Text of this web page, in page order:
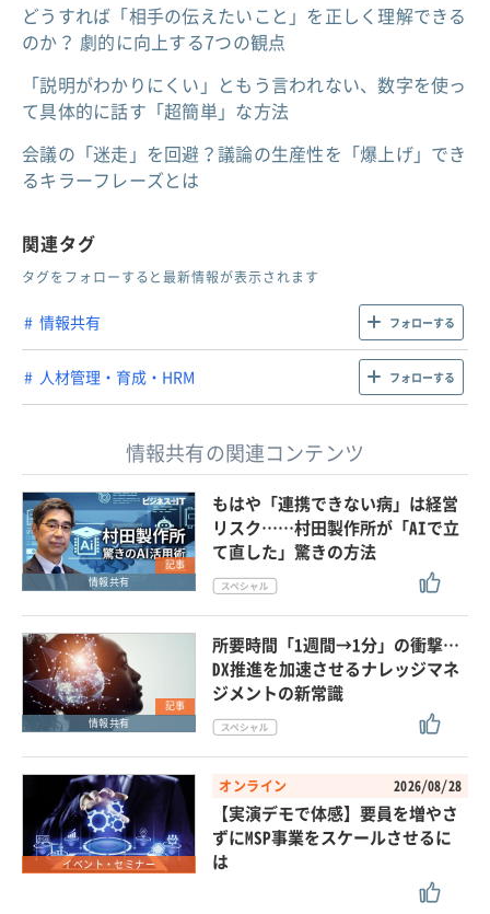
どうすれば「相手の伝えたいこと」を正しく理解できる
のか？ 劇的に向上する7つの観点
「説明がわかりにくい」ともう言われない、数字を使っ
て具体的に話す「超簡単」な方法
会議の「迷走」を回避？議論の生産性を「爆上げ」でき
るキラーフレーズとは
関連タグ
タグをフォローすると最新情報が表示されます
情報共有 フォローする
人材管理・育成・HRM フォローする
情報共有の関連コンテンツ
記事
情報共有
もはや「連携できない病」は経営
リスク……村田製作所が「AIで立
て直した」驚きの方法
記事
情報共有
所要時間「1週間→1分」の衝撃…
DX推進を加速させるナレッジマネ
ジメントの新常識
イベント・セミナー
オンライン 2026/08/28
【実演デモで体感】要員を増やさ
ずにMSP事業をスケールさせるに
は